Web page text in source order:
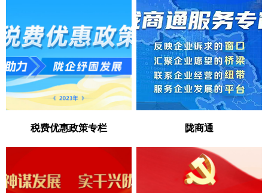
税费优惠政策专栏 陇商通